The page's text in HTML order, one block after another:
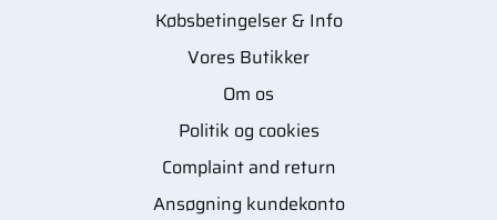
Købsbetingelser & Info
Vores Butikker
Om os
Politik og cookies
Complaint and return
Ansøgning kundekonto